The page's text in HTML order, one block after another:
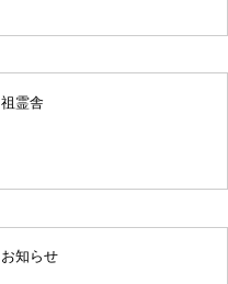
祖霊舎
お知らせ